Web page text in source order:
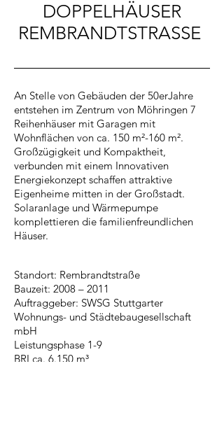
DOPPELHÄUSER
REMBRANDTSTRASSE
An Stelle von Gebäuden der 50erJahre
entstehen im Zentrum von Möhringen 7
Reihenhäuser mit Garagen mit
Wohnflächen von ca. 150 m²-160 m².
Großzügigkeit und Kompaktheit,
verbunden mit einem Innovativen
Energiekonzept schaffen attraktive
Eigenheime mitten in der Großstadt.
Solaranlage und Wärmepumpe
komplettieren die familienfreundlichen
Häuser.
Standort: Rembrandtstraße
Bauzeit: 2008 – 2011
Auftraggeber: SWSG Stuttgarter
Wohnungs- und Städtebaugesellschaft
mbH
Leistungsphase 1-9
BRI ca. 6.150 m³